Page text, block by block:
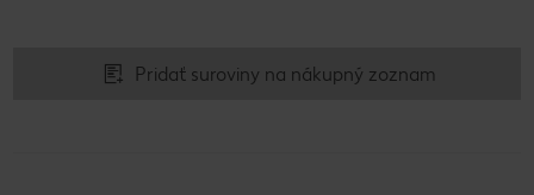
Pridať suroviny na nákupný zoznam